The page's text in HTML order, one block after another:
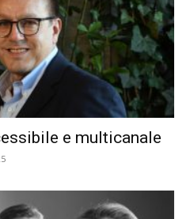
e multicanale